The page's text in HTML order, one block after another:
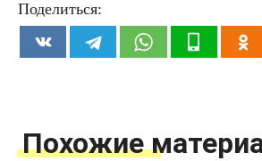
Поделиться:
Похожие